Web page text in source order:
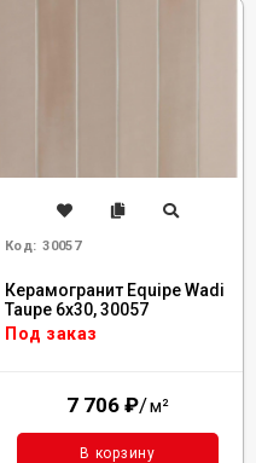
Код: 30057
Керамогранит Equipe Wadi
Taupe 6x30, 30057
Под заказ
7 706 ₽/м²
В корзину